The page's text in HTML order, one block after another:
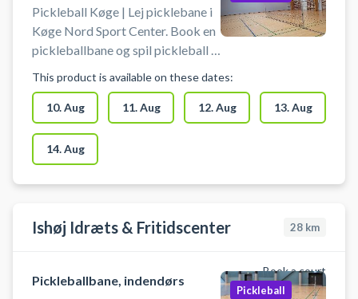
Pickleball Køge | Lej picklebane i
Køge Nord Sport Center. Book en
pickleballbane og spil pickleball i
hallerne ved Køge Nord
Sportcenter.
This product is available on these dates:
10. Aug 11. Aug 12. Aug 13. Aug
14. Aug
Ishøj Idræts & Fritidscenter 28 km
Book a court
Pickleballbane, indendørs
Pickleball